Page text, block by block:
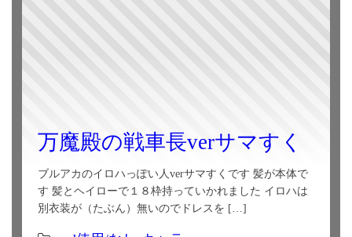
万魔殿の戦車長verサマすく
ブルアカのイロハっぽい人verサマすくです 髪が本体で
す 髪とヘイローで１８枠持っていかれました イロハは
別衣装が（たぶん）無いのでドレスを […]